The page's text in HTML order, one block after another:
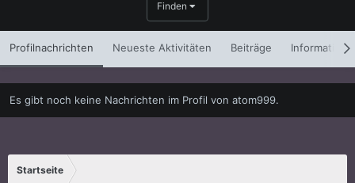
Finden
Profilnachrichten Neueste Aktivitäten Beiträge
Es gibt noch keine Nachrichten im Profil von atom999.
Startseite